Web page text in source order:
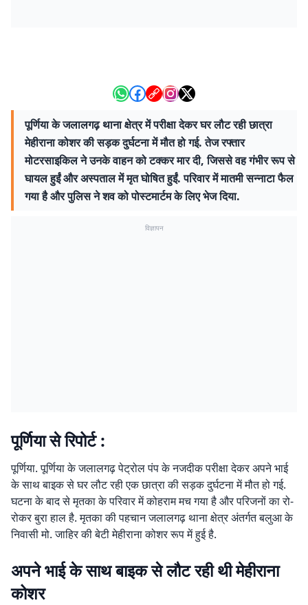
पूर्णिया के जलालगढ़ थाना क्षेत्र में परीक्षा देकर घर लौट रही छात्रा
मेहीराना कोशर की सड़क दुर्घटना में मौत हो गई. तेज रफ्तार
मोटरसाइकिल ने उनके वाहन को टक्कर मार दी, जिससे वह गंभीर रूप से
घायल हुईं और अस्पताल में मृत घोषित हुईं. परिवार में मातमी सन्नाटा फैल
गया है और पुलिस ने शव को पोस्टमार्टम के लिए भेज दिया.
विज्ञापन
पूर्णिया से रिपोर्ट :
पूर्णिया. पूर्णिया के जलालगढ़ पेट्रोल पंप के नजदीक परीक्षा देकर अपने भाई
के साथ बाइक से घर लौट रही एक छात्रा की सड़क दुर्घटना में मौत हो गई.
घटना के बाद से मृतका के परिवार में कोहराम मच गया है और परिजनों का रो-
रोकर बुरा हाल है. मृतका की पहचान जलालगढ़ थाना क्षेत्र अंतर्गत बलुआ के
निवासी मो. जाहिर की बेटी मेहीराना कोशर रूप में हुई है.
अपने भाई के साथ बाइक से लौट रही थी मेहीराना
कोशर